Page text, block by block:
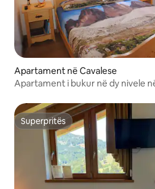
Apartament në Cavalese
Apartament i bukur në dy nivele
Superpritës
Superpritës